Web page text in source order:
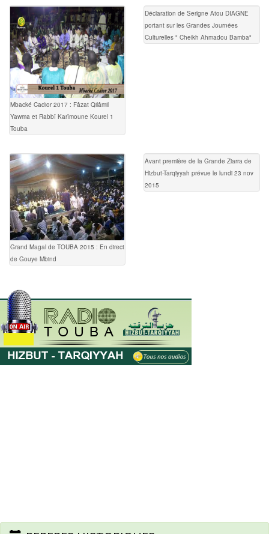
Mbacké Cadior 2017 : Fâzat Qilâmil
Yawma et Rabbî Karîmoune Kourel 1
Touba
Déclaration de Serigne Atou DIAGNE
portant sur les Grandes Journées
Culturelles " Cheikh Ahmadou Bamba"
Grand Magal de TOUBA 2015 : En direct
de Gouye Mbind
Avant première de la Grande Ziarra de
Hizbut-Tarqiyyah prévue le lundi 23 nov
2015